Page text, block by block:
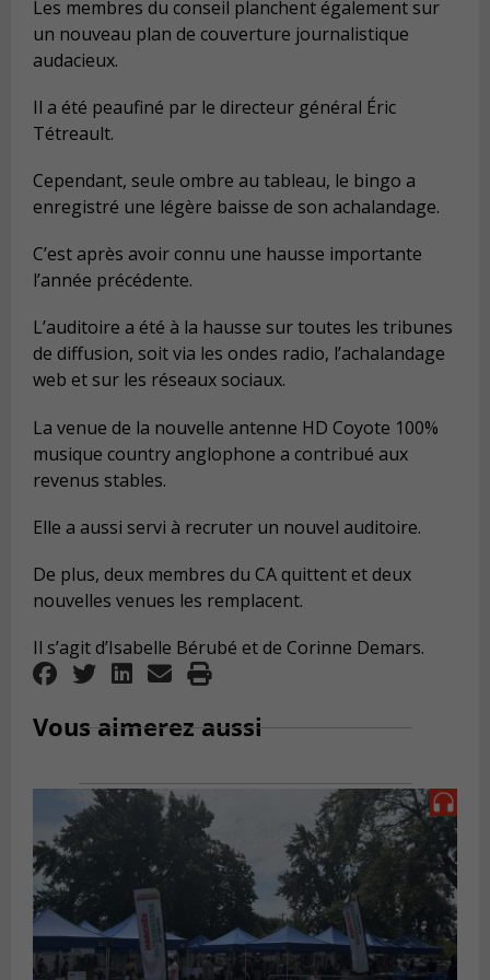
Les membres du conseil planchent également sur
un nouveau plan de couverture journalistique
audacieux.
Il a été peaufiné par le directeur général Éric
Tétreault.
Cependant, seule ombre au tableau, le bingo a
enregistré une légère baisse de son achalandage.
C’est après avoir connu une hausse importante
l’année précédente.
L’auditoire a été à la hausse sur toutes les tribunes
de diffusion, soit via les ondes radio, l’achalandage
web et sur les réseaux sociaux.
La venue de la nouvelle antenne HD Coyote 100%
musique country anglophone a contribué aux
revenus stables.
Elle a aussi servi à recruter un nouvel auditoire.
De plus, deux membres du CA quittent et deux
nouvelles venues les remplacent.
Il s’agit d’Isabelle Bérubé et de Corinne Demars.
Vous aimerez aussi